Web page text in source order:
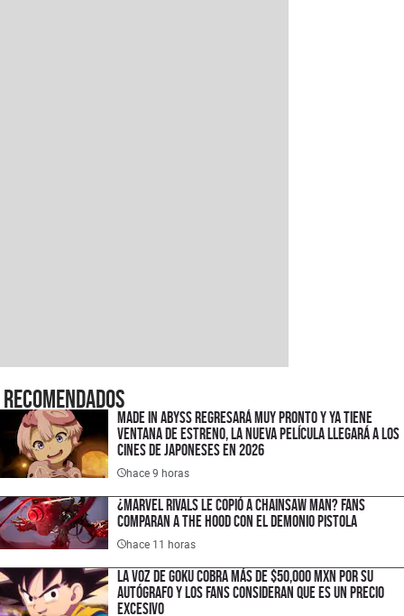
Recomendados
Made in Abyss regresará muy pronto y ya tiene
ventana de estreno, la nueva película llegará a los
cines de japoneses en 2026
hace 9 horas
¿Marvel Rivals le copió a Chainsaw Man? Fans
comparan a The Hood con el Demonio Pistola
hace 11 horas
La voz de Goku cobra más de $50,000 MXN por su
autógrafo y los fans consideran que es un precio
excesivo